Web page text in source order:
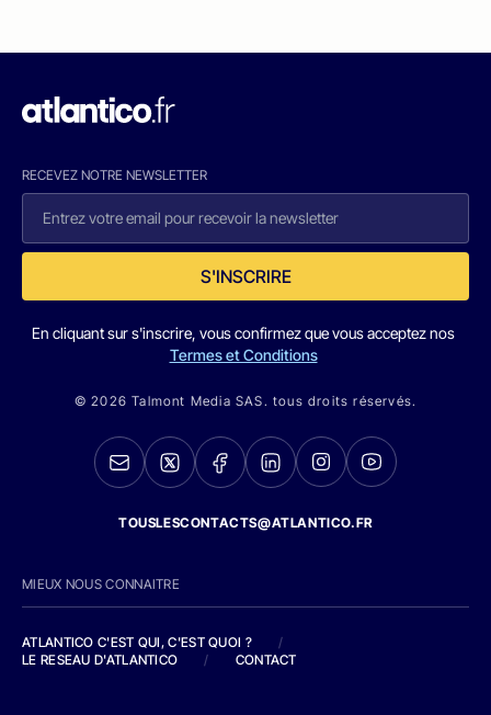
RECEVEZ NOTRE NEWSLETTER
S'INSCRIRE
En cliquant sur s'inscrire, vous confirmez que vous acceptez nos
Termes et Conditions
© 2026 Talmont Media SAS. tous droits réservés.
TOUSLESCONTACTS@ATLANTICO.FR
MIEUX NOUS CONNAITRE
ATLANTICO C'EST QUI, C'EST QUOI ?
/
LE RESEAU D'ATLANTICO
/ CONTACT